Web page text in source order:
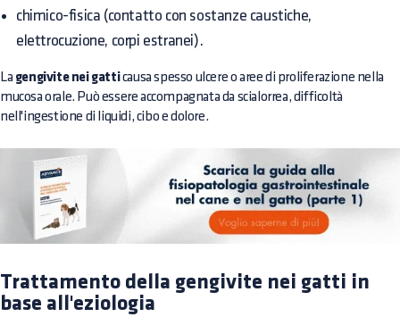
chimico-fisica (contatto con sostanze caustiche,
elettrocuzione, corpi estranei).
La gengivite nei gatticausa spesso ulcere o aree di proliferazione nella
mucosa orale. Può essere accompagnata da scialorrea, difficoltà
nell'ingestione di liquidi, cibo e dolore.
Trattamento della gengivite nei gatti in
base all'eziologia